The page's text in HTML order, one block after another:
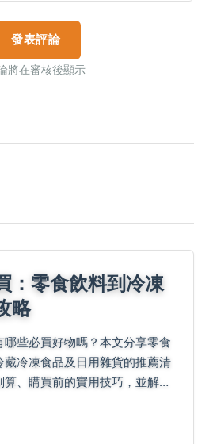
發表評論
將在審核後顯示
：零食飲料到冷凍
略
些必買好物嗎？本文分享零食
冷凍食品及日用雜貨的推薦清
、購買前的實用技巧，並解答